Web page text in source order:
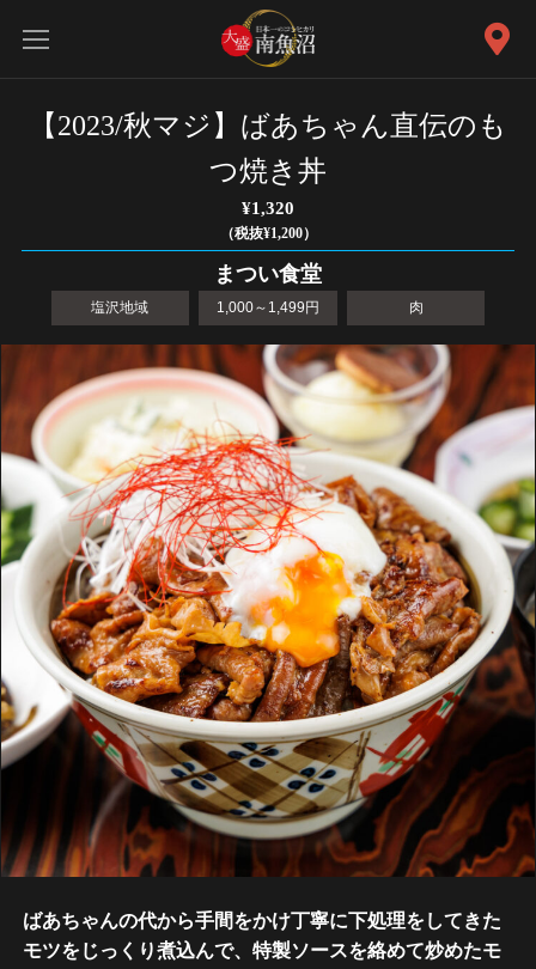
【2023/秋マジ】ばあちゃん直伝のも
つ焼き丼
¥1,320
（税抜¥1,200）
まつい食堂
塩沢地域 1,000～1,499円 肉
ばあちゃんの代から手間をかけ丁寧に下処理をしてきた
モツをじっくり煮込んで、特製ソースを絡めて炒めたモ